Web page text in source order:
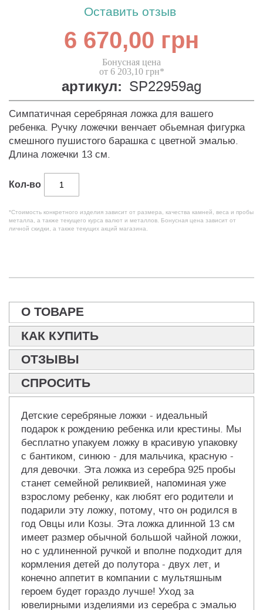
Оставить отзыв
6 670,00 грн
Бонусная цена
от 6 203,10 грн*
артикул: SP22959ag
Симпатичная серебряная ложка для вашего
ребенка. Ручку ложечки венчает обьемная фигурка
смешного пушистого барашка с цветной эмалью.
Длина ложечки 13 см.
Кол-во
*Стоимость конкретного изделия зависит от размера, качества камней, веса и пробы
металла, а также текущего курса валют и металлов. Бонусная цена зависит от
личной скидки, а также текущих акций магазина.
О ТОВАРЕ
КАК КУПИТЬ
ОТЗЫВЫ
СПРОСИТЬ
Детские серебряные ложки - идеальный
подарок к рождению ребенка или крестины. Мы
бесплатно упакуем ложку в красивую упаковку
с бантиком, синюю - для мальчика, красную -
для девочки. Эта ложка из серебра 925 пробы
станет семейной реликвией, напоминая уже
взрослому ребенку, как любят его родители и
подарили эту ложку, потому, что он родился в
год Овцы или Козы. Эта ложка длинной 13 см
имеет размер обычной большой чайной ложки,
но с удлиненной ручкой и вполне подходит для
кормления детей до полутора - двух лет, и
конечно аппетит в компании с мультяшным
героем будет гораздо лучше! Уход за
ювелирными изделиями из серебра с эмалью